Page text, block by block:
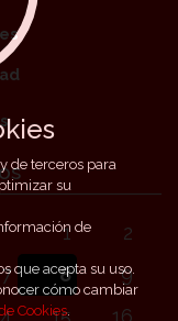
1
2
7 8
9
de terceros para
su
de
que acepta su uso.
cómo cambiar
Cookies.